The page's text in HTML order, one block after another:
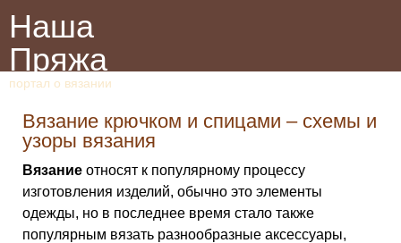
Наша
Пряжа
портал о вязании
Вязание крючком и спицами – схемы и
узоры вязания
Вязание относят к популярному процессу
изготовления изделий, обычно это элементы
одежды, но в последнее время стало также
популярным вязать разнообразные аксессуары,